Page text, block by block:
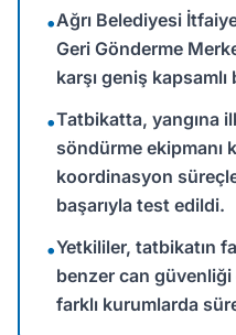
•Ağrı Belediyesi
Geri Gönderme
karşı geniş
•Tatbikatta, yangına
söndürme ekipmanı
koordinasyon
başarıyla test edildi.
•Yetkililer, tatbikatın
benzer can
farklı kurumlarda